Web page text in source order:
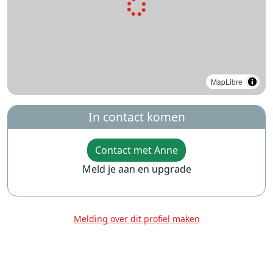
MapLibre
In contact komen
Contact met Anne
Meld je aan en upgrade
Melding over dit profiel maken